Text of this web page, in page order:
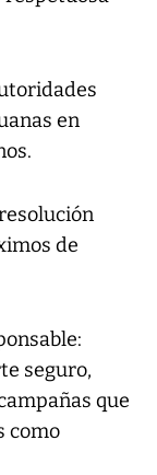
en
de
seguro,
que
como